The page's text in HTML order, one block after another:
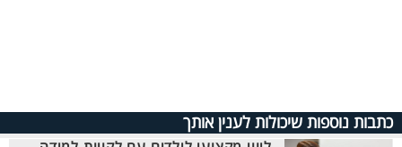
כתבות נוספות שיכולות לענין אותך